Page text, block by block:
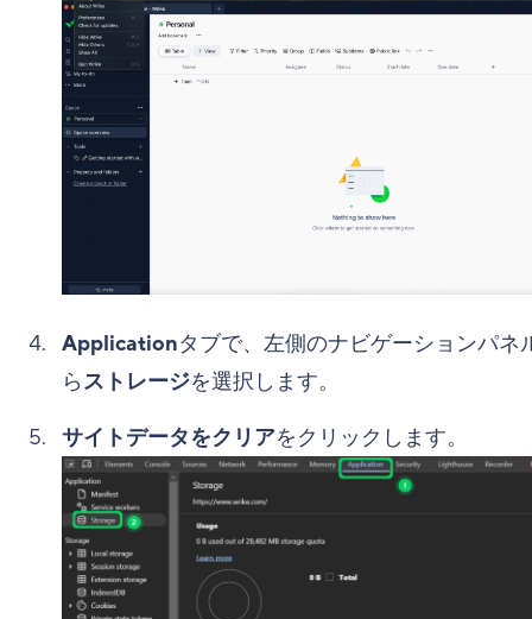
Applicationタブで、左側のナビゲーションパネ
らストレージを選択します。
サイトデータをクリアをクリックします。